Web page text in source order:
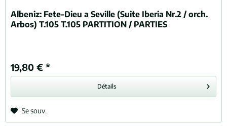
Albeniz: Fete-Dieu a Seville (Suite Iberia Nr.2 / orch.
Arbos) T.105 T.105 PARTITION / PARTIES
19,80 € *
Détails
Se souv.